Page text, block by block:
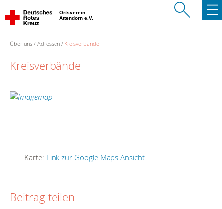
Ortsverein
Attendorn e.V.
Über uns Adressen Kreisverbände
Kreisverbände
Karte: Link zur Google Maps Ansicht
Beitrag teilen